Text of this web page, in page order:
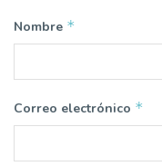
Nombre *
Correo electrónico *